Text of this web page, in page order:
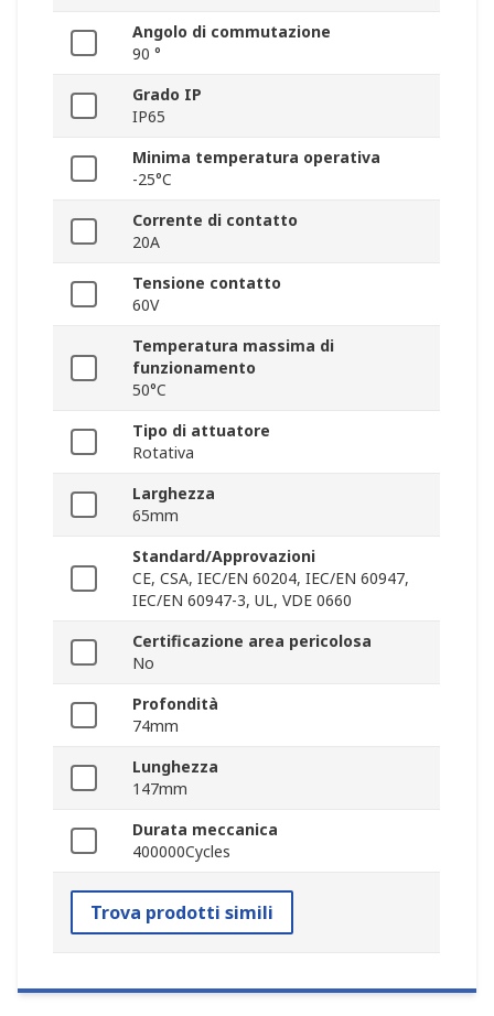
Angolo di commutazione
90 °
Grado IP
IP65
Minima temperatura operativa
-25°C
Corrente di contatto
20A
Tensione contatto
60V
Temperatura massima di
funzionamento
50°C
Tipo di attuatore
Rotativa
Larghezza
65mm
Standard/Approvazioni
CE, CSA, IEC/EN 60204, IEC/EN 60947,
IEC/EN 60947-3, UL, VDE 0660
Certificazione area pericolosa
No
Profondità
74mm
Lunghezza
147mm
Durata meccanica
400000Cycles
Trova prodotti simili